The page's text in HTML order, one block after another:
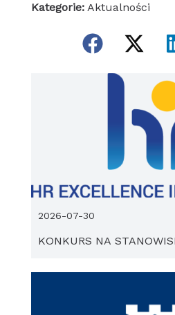
Kategorie: Aktualności
KONKURS NA
2026-07-30